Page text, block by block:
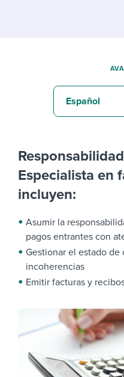
Especialista en
incluyen:
Asumir la
pagos entrantes con
Gestionar el estado
incoherencias
Emitir facturas y
Español